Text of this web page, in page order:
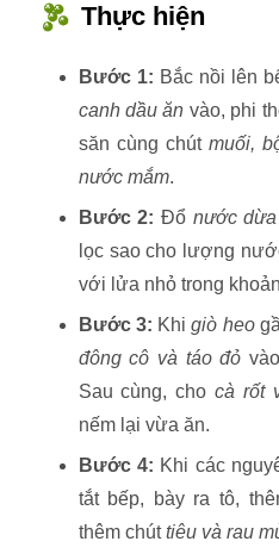
Thực hiện
Bước 1: Bắc nồi lên
canh dầu ăn vào, phi
săn cùng chútmuối,
nước mắm.
Bước 2: Đổ nước
lọc sao cho lượng
với lửa nhỏ trong
Bước 3: Khigiò heo
đông cô và táo đỏ
Sau cùng, cho cà rốt
nếm lại vừa ăn.
Bước 4: Khi các
tắt bếp, bày ra tô,
thêm chúttiêu và rau